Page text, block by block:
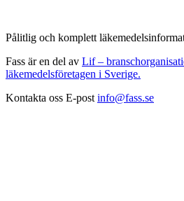
Pålitlig och komplett
Fass är en del av Lif –
läkemedelsföretagen i Sverige.
Kontakta oss E-post info@fass.se